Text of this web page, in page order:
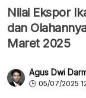
Nilai Ekspor
dan
Maret 2025
Agus Dwi
05/07/2025